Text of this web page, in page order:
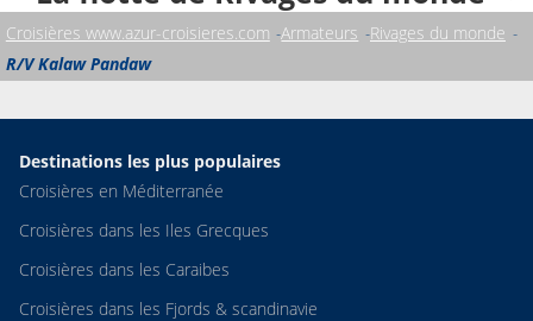
Croisières www.azur-croisieres.com Armateurs Rivages du monde
R/V Kalaw Pandaw
Destinations les plus populaires
Croisières en Méditerranée
Croisières dans les Iles Grecques
Croisières dans les Caraibes
Croisières dans les Fjords & scandinavie